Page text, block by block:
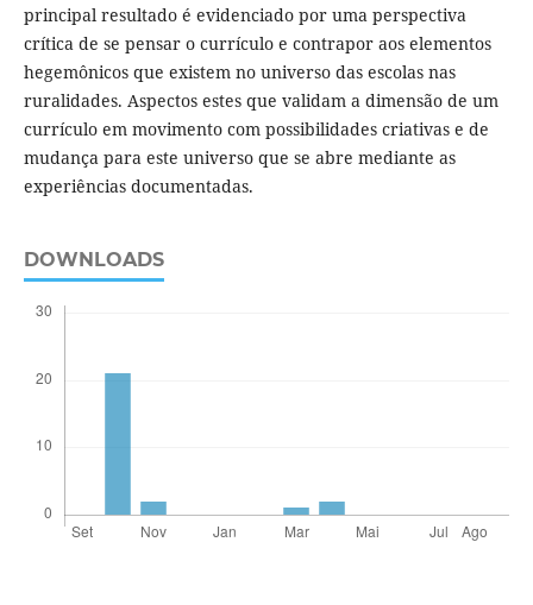
principal resultado é evidenciado por uma perspectiva
crítica de se pensar o currículo e contrapor aos elementos
hegemônicos que existem no universo das escolas nas
ruralidades. Aspectos estes que validam a dimensão de um
currículo em movimento com possibilidades criativas e de
mudança para este universo que se abre mediante as
experiências documentadas.
DOWNLOADS